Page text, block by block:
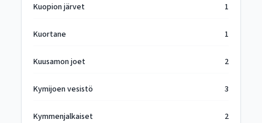
Kuopion järvet 1
Kuortane 1
Kuusamon joet 2
Kymijoen vesistö 3
Kymmenjalkaiset 2